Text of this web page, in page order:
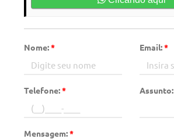
Nome:* Email:*
Telefone:* Assunto:
Mensagem:*